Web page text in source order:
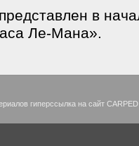
в
Ле-Мана».
гиперссылка на сайт